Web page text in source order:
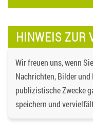
HINWEIS ZUR
Wir freuen uns, wenn
Nachrichten, Bilder
publizistische Zwecke
speichern und